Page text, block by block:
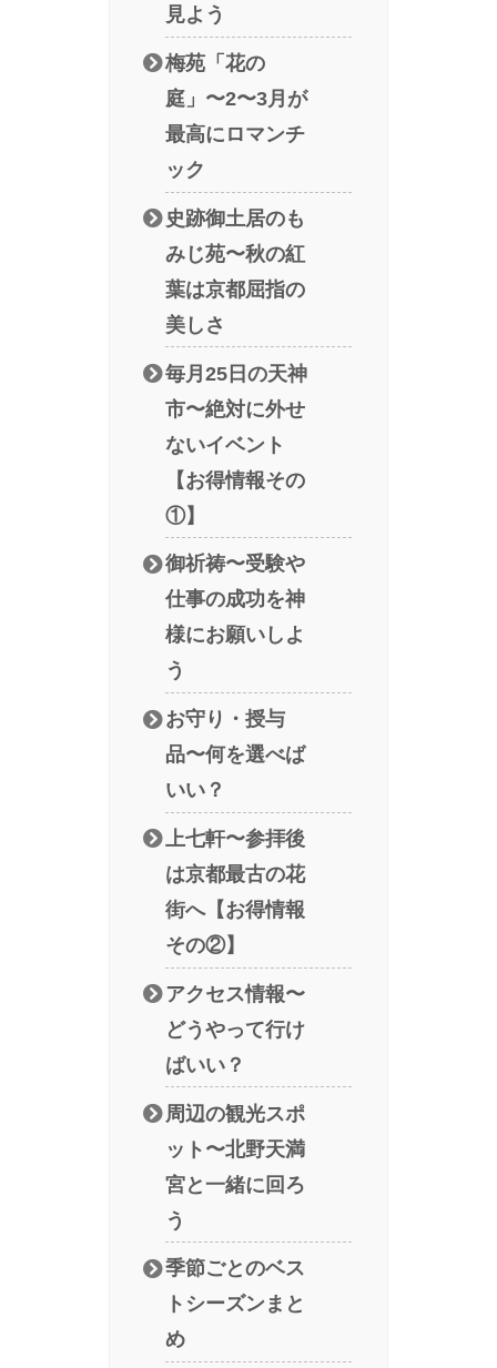
見よう
梅苑「花の
庭」〜2〜3月が
最高にロマンチ
ック
史跡御土居のも
みじ苑〜秋の紅
葉は京都屈指の
美しさ
毎月25日の天神
市〜絶対に外せ
ないイベント
【お得情報その
①】
御祈祷〜受験や
仕事の成功を神
様にお願いしよ
う
お守り・授与
品〜何を選べば
いい？
上七軒〜参拝後
は京都最古の花
街へ【お得情報
その②】
アクセス情報〜
どうやって行け
ばいい？
周辺の観光スポ
ット〜北野天満
宮と一緒に回ろ
う
季節ごとのベス
トシーズンまと
め